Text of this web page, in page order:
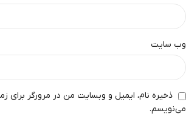
وب‌ سایت
ذخیره نام، ایمیل و وبسایت من در مرورگر برای
می‌نویسم.